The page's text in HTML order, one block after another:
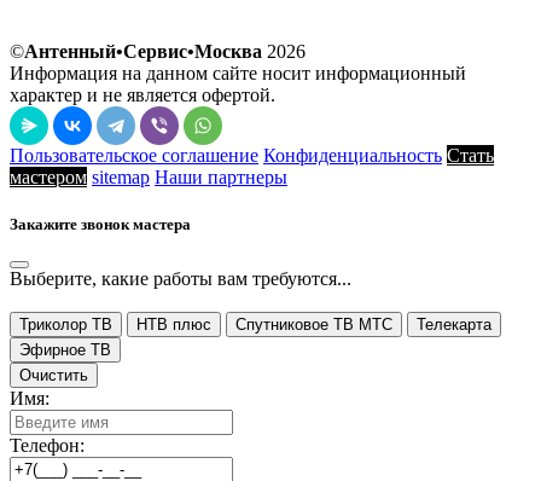
©Антенный•Сервис•Москва 2026
Информация на данном сайте носит информационный
характер и не является офертой.
Пользовательское соглашение Конфиденциальность Стать
мастером sitemap Наши партнеры
Закажите звонок мастера
Выберите, какие работы вам требуются...
Триколор ТВ НТВ плюс Спутниковое ТВ МТС
Телекарта
Эфирное ТВ
Очистить
Имя:
Телефон: